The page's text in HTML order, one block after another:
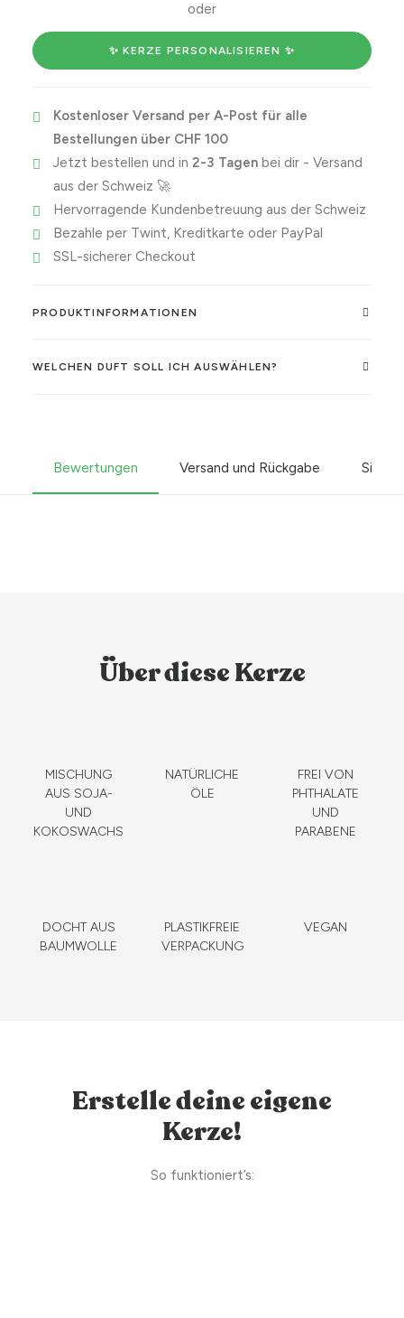
eras
era.
oder
✨ KERZE PERSONALISIEREN ✨
Kostenloser Versand per A-Post für alle
Bestellungen über CHF 100
Jetzt bestellen und in 2-3 Tagenbei dir - Versand
aus der Schweiz 🚀
Hervorragende Kundenbetreuung aus der Schweiz
Bezahle per Twint, Kreditkarte oder PayPal
SSL-sicherer Checkout
PRODUKTINFORMATIONEN
WELCHEN DUFT SOLL ICH AUSWÄHLEN?
Bewertungen Versand und Rückgabe
Über diese Kerze
MISCHUNG
AUS SOJA-
UND
KOKOSWACHS
NATÜRLICHE
ÖLE
FREI VON
PHTHALATE
UND
PARABENE
DOCHT AUS
BAUMWOLLE
PLASTIKFREIE
VERPACKUNG
VEGAN
Erstelle deine eigene
Kerze!
So funktioniert’s: